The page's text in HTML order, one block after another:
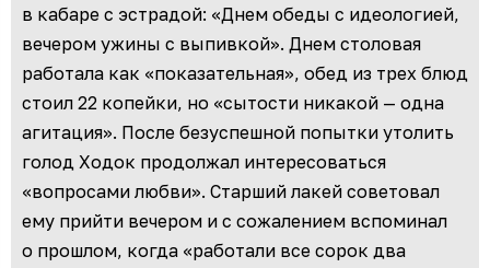
в кабаре с эстрадой: «Днем обеды с идеологией,
вечером ужины с выпивкой». Днем столовая
работала как «показательная», обед из трех блюд
стоил 22 копейки, но «сытости никакой — одна
агитация». После безуспешной попытки утолить
голод Ходок продолжал интересоваться
«вопросами любви». Старший лакей советовал
ему прийти вечером и с сожалением вспоминал
о прошлом, когда «работали все сорок два